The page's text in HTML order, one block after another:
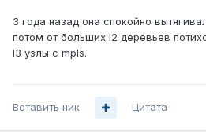
3 года назад она спокойно
потом от больших l2 деревьев
l3 узлы c mpls.
Вставить ник Цитата